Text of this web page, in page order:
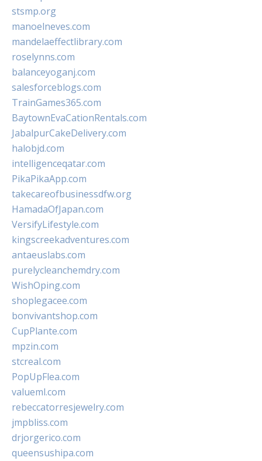
stsmp.org
manoelneves.com
mandelaeffectlibrary.com
roselynns.com
balanceyoganj.com
salesforceblogs.com
TrainGames365.com
BaytownEvaCationRentals.com
JabalpurCakeDelivery.com
halobjd.com
intelligenceqatar.com
PikaPikaApp.com
takecareofbusinessdfw.org
HamadaOfJapan.com
VersifyLifestyle.com
kingscreekadventures.com
antaeuslabs.com
purelycleanchemdry.com
WishOping.com
shoplegacee.com
bonvivantshop.com
CupPlante.com
mpzin.com
stcreal.com
PopUpFlea.com
valueml.com
rebeccatorresjewelry.com
jmpbliss.com
drjorgerico.com
queensushipa.com